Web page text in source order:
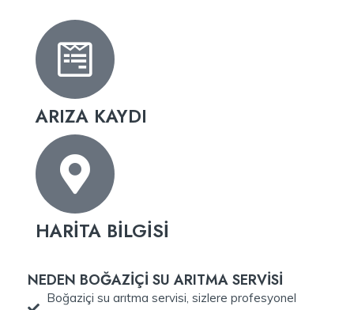
ARIZA KAYDI
HARİTA BİLGİSİ
NEDEN BOĞAZİÇİ SU ARITMA SERVİSİ
Boğaziçi su arıtma servisi, sizlere profesyonel